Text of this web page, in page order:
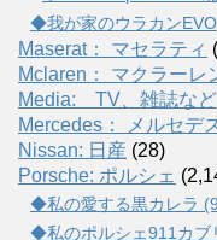
◆我が家のウラカンEVO
Maserat： マセラティ
Mclaren： マクラーレ
Media: TV、雑誌など
Mercedes： メルセデ
Nissan: 日産 (28)
Porsche: ポルシェ
◆私の愛する黒カレラ
◆私のポルシェ911カブ